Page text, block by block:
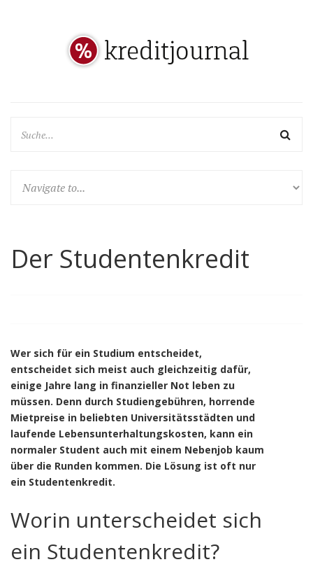
Der Studentenkredit
Wer sich für ein Studium entscheidet,
entscheidet sich meist auch gleichzeitig dafür,
einige Jahre lang in finanzieller Not leben zu
müssen. Denn durch Studiengebühren, horrende
Mietpreise in beliebten Universitätsstädten und
laufende Lebensunterhaltungskosten, kann ein
normaler Student auch mit einem Nebenjob kaum
über die Runden kommen. Die Lösung ist oft nur
ein Studentenkredit.
Worin unterscheidet sich
ein Studentenkredit?